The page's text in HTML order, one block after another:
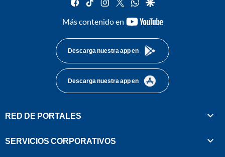
Más contenido en
youtube-
Descarga nuestra app en
Descarga nuestra app en
RED DE PORTALES
SERVICIOS CORPORATIVOS